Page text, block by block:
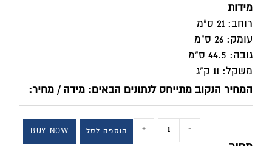
מידות
רוחב: 21 ס"מ
עומק: 26 ס"מ
גובה: 44.5 ס"מ
משקל: 11 ק"ג
המחיר הנקוב מתייחס לנתונים הבאים: מידה / מחיר:
-
+ הוספה לסל BUY NOW